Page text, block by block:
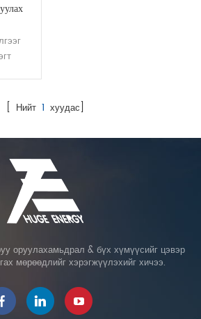
[ Нийт 1 хуудас]
оруулахамьдрал & бүх хүмүүсийг цэвэр
мөрөөдлийг хэрэгжүүлэхийг хичээ.